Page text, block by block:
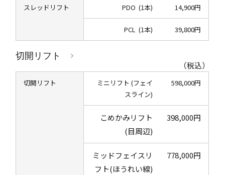
スレッドリフト PDO (1本) 14,900円
PCL (1本) 39,800円
切開リフト
（税込）
切開リフト
ミニリフト (フェイ
スライン)
598,000円
こめかみリフト
(目周辺)
398,000円
ミッドフェイスリ
フト(ほうれい線)
778,000円